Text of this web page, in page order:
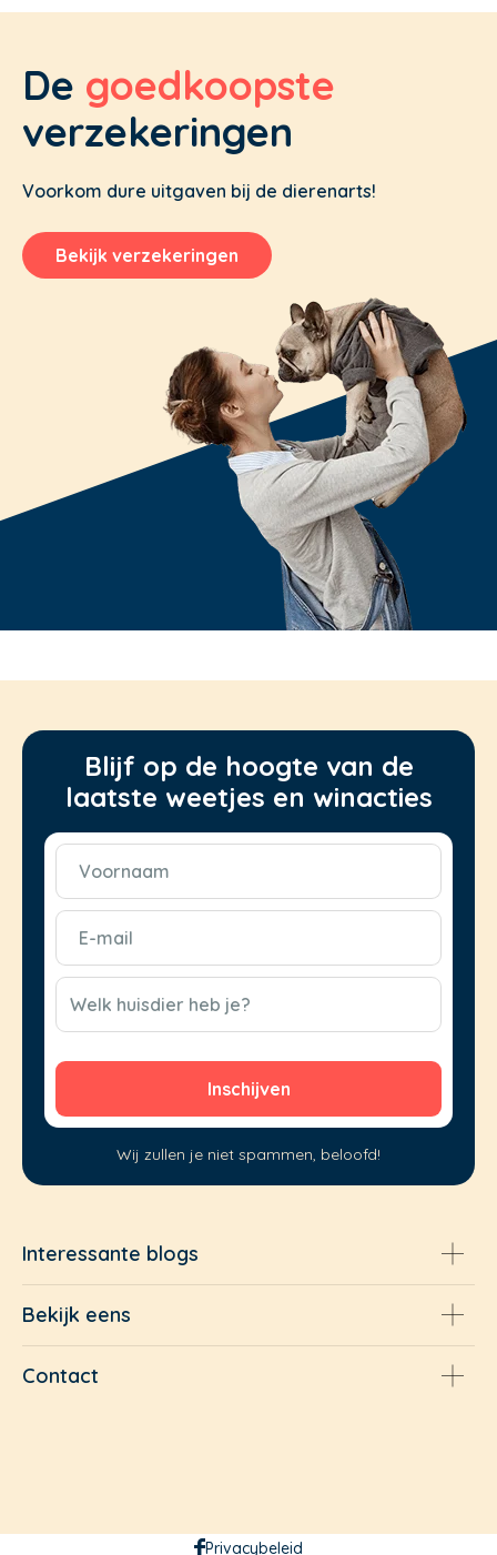
De goedkoopste
verzekeringen
Voorkom dure uitgaven bij de dierenarts!
Bekijk verzekeringen
Blijf op de hoogte van de
laatste weetjes en winacties
Voornaam
(Vereist)
E-
mail
(Vereist)
CAPTCHA
Welk huisdier heb je?
Wij zullen je niet spammen, beloofd!
Interessante blogs
Bekijk eens
Contact
Privacybeleid